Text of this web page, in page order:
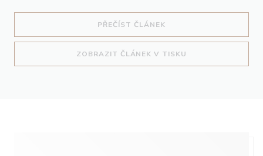
PŘEČÍST ČLÁNEK((OTEVŘE SE V NOVÉM
ZOBRAZIT ČLÁNEK V TISKU